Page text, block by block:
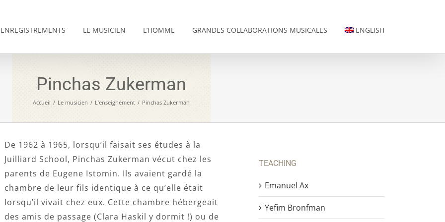
ENREGISTREMENTS LE MUSICIEN L’HOMME GRANDES COLLABORATIONS MUSICALES ENGLISH
Pinchas Zukerman
Accueil / Le musicien / L’enseignement / Pinchas Zukerman
De 1962 à 1965, lorsqu’il faisait ses études à la
Juilliard School, Pinchas Zukerman vécut chez les
parents de Eugene Istomin. Ils avaient gardé la
chambre de leur fils identique à ce qu’elle était
lorsqu’il vivait chez eux. Cette chambre hébergeait
des amis de passage (Clara Haskil y dormit !) ou de
TEACHING
Emanuel Ax
Yefim Bronfman